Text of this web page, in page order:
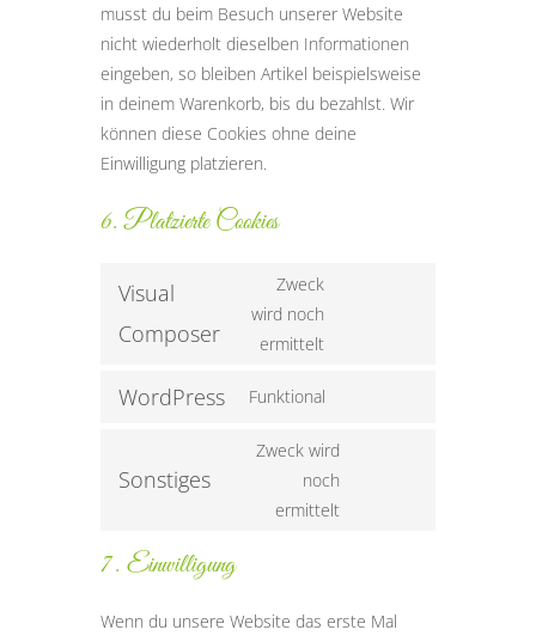
musst du beim Besuch unserer Website
nicht wiederholt dieselben Informationen
eingeben, so bleiben Artikel beispielsweise
in deinem Warenkorb, bis du bezahlst. Wir
können diese Cookies ohne deine
Einwilligung platzieren.
6. Platzierte Cookies
Visual
Composer
Zweck
wird noch
ermittelt
WordPress Funktional
Sonstiges
Zweck wird
noch
ermittelt
7. Einwilligung
Wenn du unsere Website das erste Mal